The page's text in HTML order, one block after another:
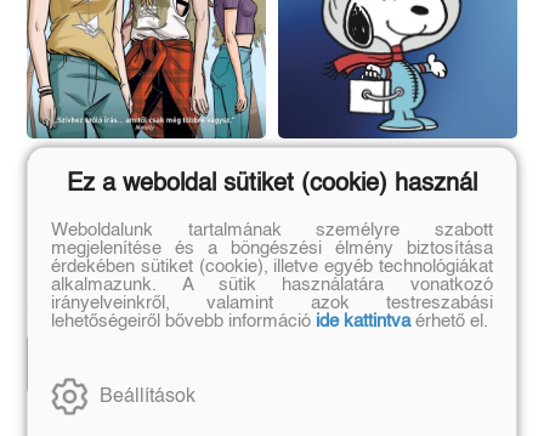
Life is Strange 2. -
Hullámok
Emma Vieceli
Eredeti ár:
5 490 Ft
Kötött ár:
4 941 Ft
Snoopy képregények
20. - Beagle a Holdon
Charles M. Schulz
Eredeti ár:
1 990 Ft
Kötött ár:
1 791 Ft
Ez a weboldal sütiket (cookie) használ
Weboldalunk tartalmának személyre szabott
megjelenítése és a böngészési élmény biztosítása
érdekében sütiket (cookie), illetve egyéb technológiákat
alkalmazunk. A sütik használatára vonatkozó
irányelveinkről, valamint azok testreszabási
lehetőségeiről bővebb információ ide kattintvaérhető el.
Beállítások